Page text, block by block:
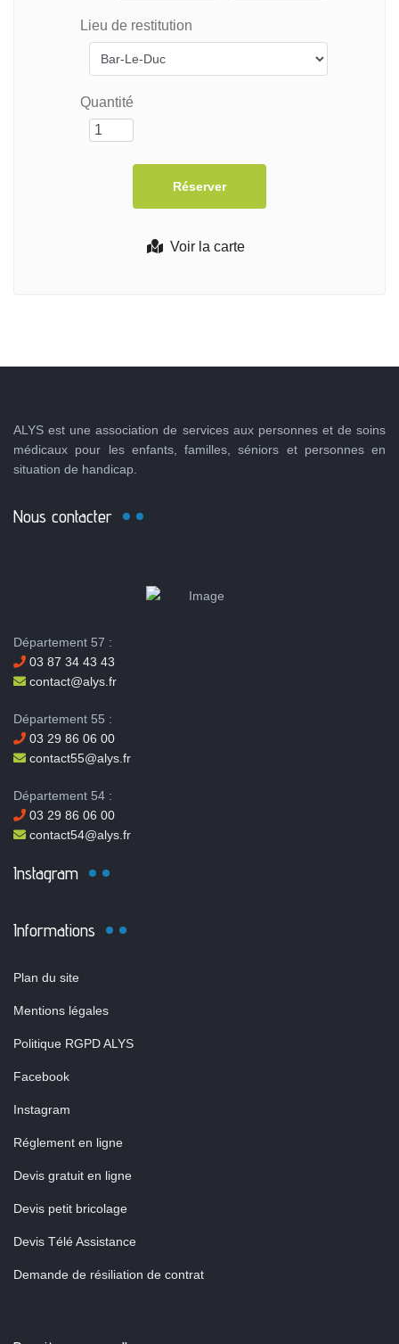
Voir la carte
Lieu de restitution
Quantité
ALYS est une association de services aux personnes et de soins
médicaux pour les enfants, familles, séniors et personnes en
situation de handicap.
Nous contacter
Département 57 :
03 87 34 43 43
contact@alys.fr
Département 55 :
03 29 86 06 00
contact55@alys.fr
Département 54 :
03 29 86 06 00
contact54@alys.fr
Instagram
Informations
Plan du site
Mentions légales
Politique RGPD ALYS
Facebook
Instagram
Réglement en ligne
Devis gratuit en ligne
Devis petit bricolage
Devis Télé Assistance
Demande de résiliation de contrat